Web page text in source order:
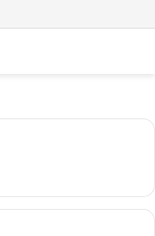
Hâlâ İlk Sırada mı?